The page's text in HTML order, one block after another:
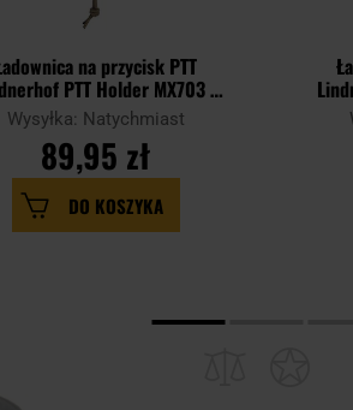
na przycisk PTT
PTT Holder MX703 -
Coyote
Wysyłka: Natychmiast
89,95 zł
DO KOSZYKA